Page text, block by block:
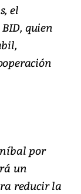
el
quien
por
un
reducir la